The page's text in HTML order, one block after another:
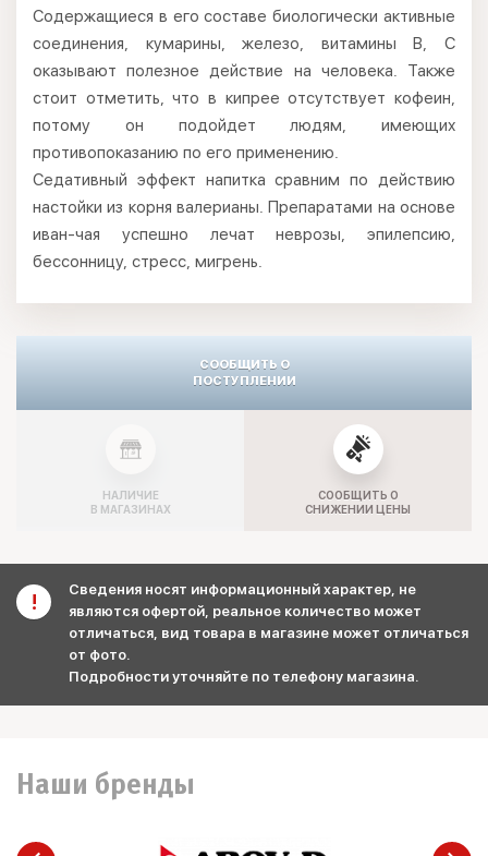
Содержащиеся в его составе биологически активные
соединения, кумарины, железо, витамины B, С
оказывают полезное действие на человека. Также
стоит отметить, что в кипрее отсутствует кофеин,
потому он подойдет людям, имеющих
противопоказанию по его применению.
Седативный эффект напитка сравним по действию
настойки из корня валерианы. Препаратами на основе
иван-чая успешно лечат неврозы, эпилепсию,
бессонницу, стресс, мигрень.
СООБЩИТЬ О
ПОСТУПЛЕНИИ
НАЛИЧИЕ
В МАГАЗИНАХ
СООБЩИТЬ О
СНИЖЕНИИ ЦЕНЫ
Сведения носят информационный характер, не
являются офертой, реальное количество может
отличаться, вид товара в магазине может отличаться
от фото.
Подробности уточняйте по телефону магазина.
Наши бренды